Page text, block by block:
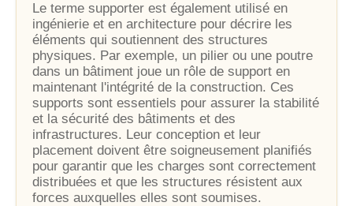
Le terme supporter est également utilisé en
ingénierie et en architecture pour décrire les
éléments qui soutiennent des structures
physiques. Par exemple, un pilier ou une poutre
dans un bâtiment joue un rôle de support en
maintenant l'intégrité de la construction. Ces
supports sont essentiels pour assurer la stabilité
et la sécurité des bâtiments et des
infrastructures. Leur conception et leur
placement doivent être soigneusement planifiés
pour garantir que les charges sont correctement
distribuées et que les structures résistent aux
forces auxquelles elles sont soumises.